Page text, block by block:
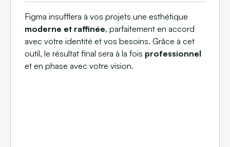
Figma insufflera à vos projets une esthétique
moderne et raffinée, parfaitement en accord
avec votre identité et vos besoins. Grâce à cet
outil, le résultat final sera à la fois professionnel
et en phase avec votre vision.